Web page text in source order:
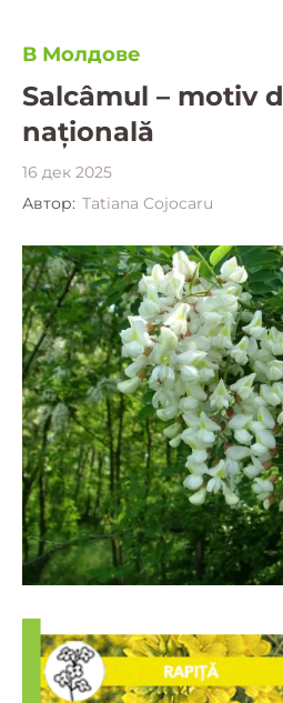
В Молдове
Salcâmul – motiv
națională
16 дек 2025
Автор: Tatiana Cojocaru